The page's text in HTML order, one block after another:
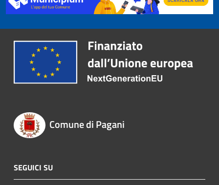
Comune di Pagani
SEGUICI SU